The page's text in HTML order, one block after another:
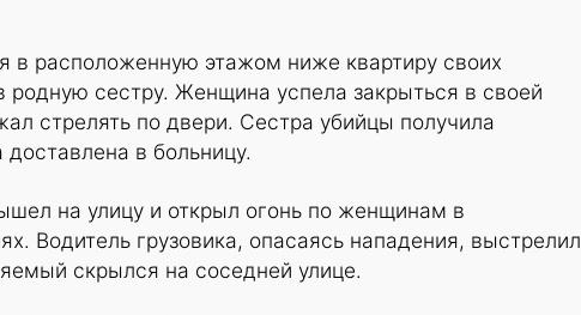
в расположенную этажом ниже квартиру своих
родную сестру. Женщина успела закрыться в своей
стрелять по двери. Сестра убийцы получила
в больницу.
на улицу и открыл огонь по женщинам в
Водитель грузовика, опасаясь нападения, выстрелил
скрылся на соседней улице.